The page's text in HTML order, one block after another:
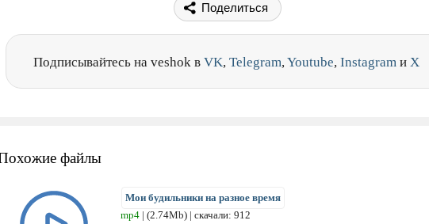
Поделиться
Подписывайтесь на veshok в VK, Telegram,Youtube, Instagram и X
файлы
Мои будильники на разное время
mp4 | (2.74Mb) | скачали: 912